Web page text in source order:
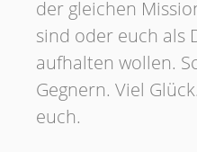
der gleichen
sind oder euch als
aufhalten wollen.
Gegnern. Viel
euch.